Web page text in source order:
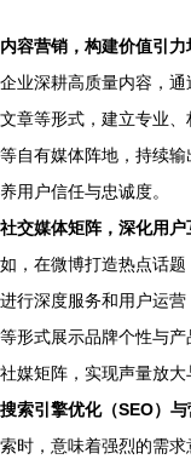
内容营销，构建价值引力
企业深耕高质量内容，
文章等形式，建立专业
等自有媒体阵地，持续
养用户信任与忠诚度。
社交媒体矩阵，深化用户
如，在微博打造热点话
进行深度服务和用户运
等形式展示品牌个性与
社媒矩阵，实现声量放大
搜索引擎优化（SEO）
索时，意味着强烈的需